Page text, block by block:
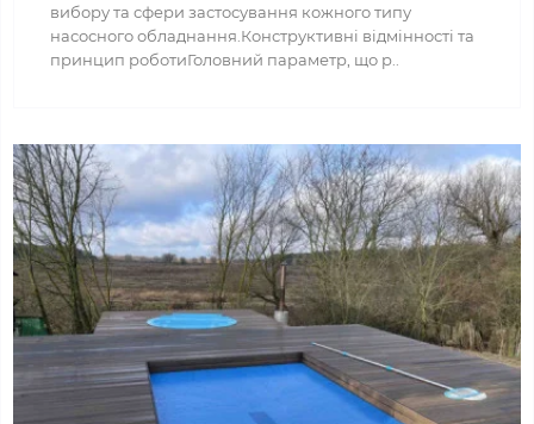
вибору та сфери застосування кожного типу
насосного обладнання.Конструктивні відмінності та
принцип роботиГоловний параметр, що р..